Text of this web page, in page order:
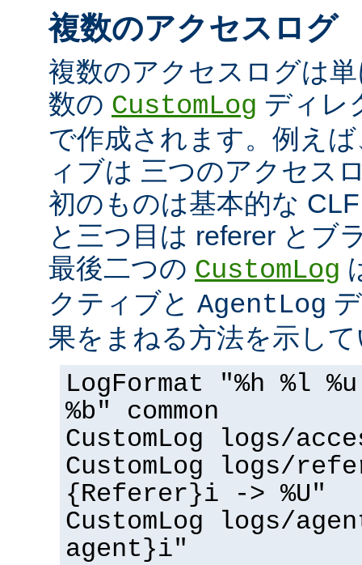
複数のアクセスログ
複数のアクセスログは
数の CustomLog ディレ
で作成されます。例え
ィブは 三つのアクセス
初のものは基本的な
と三つ目は referer とブ
最後二つの CustomLog
クティブと AgentLog
果をまねる方法を示し
LogFormat "%h %l
%b" common
CustomLog logs/
CustomLog logs/
{Referer}i -> %U"
CustomLog logs/
agent}i"